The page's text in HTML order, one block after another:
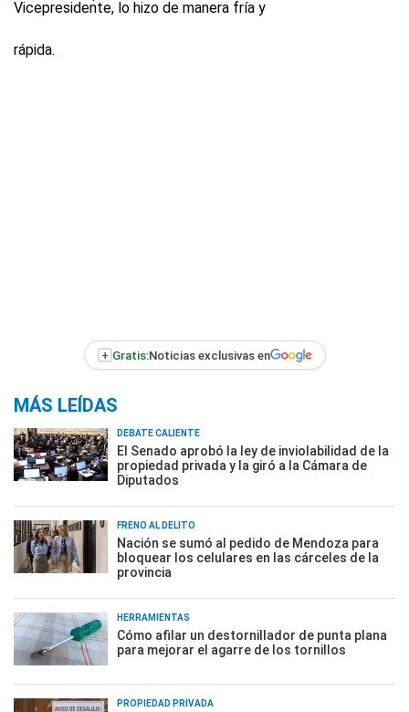
Vicepresidente, lo hizo de manera fría y
rápida.
+ Gratis:Noticias exclusivas en
MÁS LEÍDAS
DEBATE CALIENTE
El Senado aprobó la ley de inviolabilidad de la
propiedad privada y la giró a la Cámara de
Diputados
FRENO AL DELITO
Nación se sumó al pedido de Mendoza para
bloquear los celulares en las cárceles de la
provincia
HERRAMIENTAS
Cómo afilar un destornillador de punta plana
para mejorar el agarre de los tornillos
PROPIEDAD PRIVADA